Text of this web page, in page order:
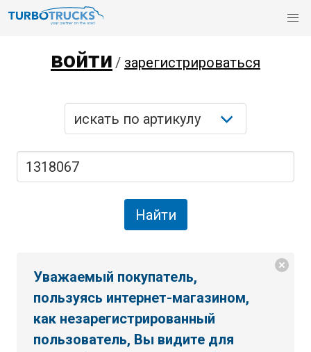
войти / зарегистрироваться
Уважаемый покупатель,
пользуясь интернет-магазином,
как незарегистрированный
пользователь, Вы видите для